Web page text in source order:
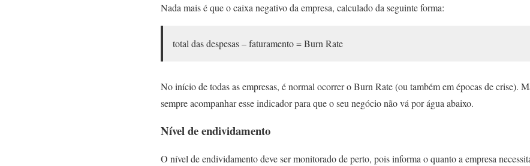
Nada mais é que o caixa negativo da empresa, calculado da seguinte forma:
total das despesas – faturamento = Burn Rate
No início de todas as empresas, é normal ocorrer o Burn Rate (ou também em épocas de crise).
sempre acompanhar esse indicador para que o seu negócio não vá por água abaixo.
Nível de endividamento
O nível de endividamento deve ser monitorado de perto, pois informa o quanto a empresa